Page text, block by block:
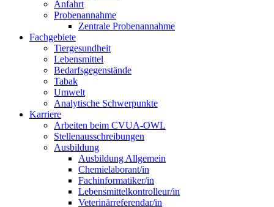
Anfahrt
Probenannahme
Zentrale Probenannahme
Fachgebiete
Tiergesundheit
Lebensmittel
Bedarfsgegenstände
Tabak
Umwelt
Analytische Schwerpunkte
Karriere
Arbeiten beim CVUA-OWL
Stellenausschreibungen
Ausbildung
Ausbildung Allgemein
Chemielaborant/in
Fachinformatiker/in
Lebensmittelkontrolleur/in
Veterinärreferendar/in